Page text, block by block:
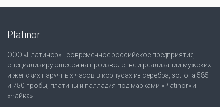
Platinor
ООО «Платинор» - современное российское предприятие,
специализирующееся на производстве и реализации мужских
и женских наручных часов в корпусах из серебра, золота 585
и 750 пробы, платины и палладия под марками «Platinor» и
«Чайка»